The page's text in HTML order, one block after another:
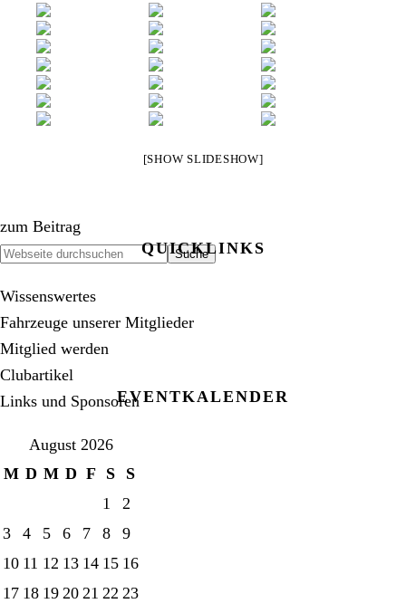
[SHOW SLIDESHOW]
zum Beitrag
SEITENSPALTE
Webseite
QUICKLINKS
Wissenswertes
Fahrzeuge unserer Mitglieder
Mitglied werden
Clubartikel
Links und SponsorenEVENTKALENDER
August 2026
M D M D F S
S
1
2
3
4 5 6 7 8
9
10 11 12 13 14 15 16
17 18 19 20 21 22 23